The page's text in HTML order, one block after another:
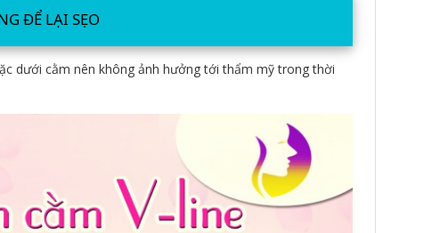
ĐỂ LẠI SẸO
dưới cằm nên không ảnh hưởng tới thẩm mỹ trong thời